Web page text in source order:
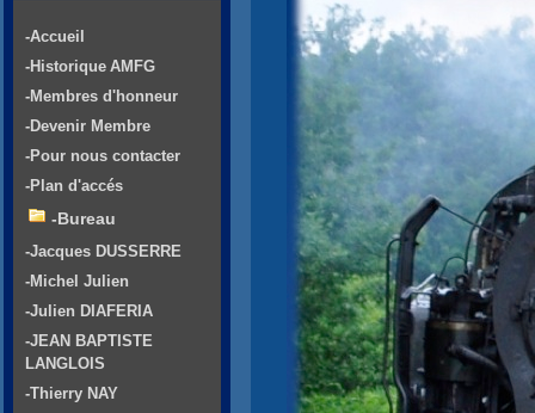
-Accueil
-Historique AMFG
-Membres d'honneur
-Devenir Membre
-Pour nous contacter
-Plan d'accés
-Bureau
-Jacques DUSSERRE
-Michel Julien
-Julien DIAFERIA
-JEAN BAPTISTE
LANGLOIS
-Thierry NAY